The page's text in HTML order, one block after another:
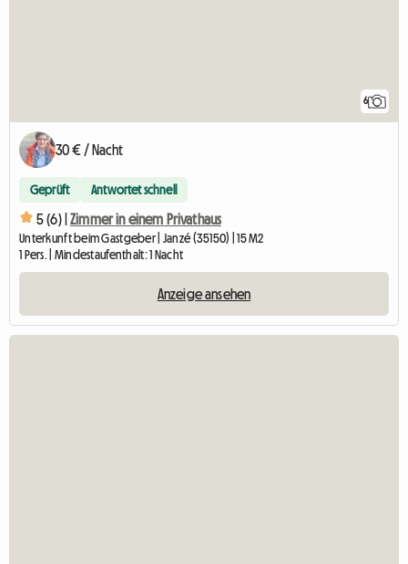
6
30 € / Nacht
Geprüft Antwortet schnell
5 (6) | Zimmer in einem Privathaus
Unterkunft beim Gastgeber | Janzé (35150) | 15 M2
1 Pers. | Mindestaufenthalt: 1 Nacht
Anzeige ansehen